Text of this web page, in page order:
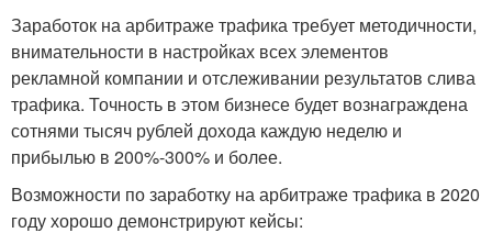
Заработок на арбитраже трафика требует методичности,
внимательности в настройках всех элементов
рекламной компании и отслеживании результатов слива
трафика. Точность в этом бизнесе будет вознаграждена
сотнями тысяч рублей дохода каждую неделю и
прибылью в 200%-300% и более.
Возможности по заработку на арбитраже трафика в 2020
году хорошо демонстрируют кейсы: